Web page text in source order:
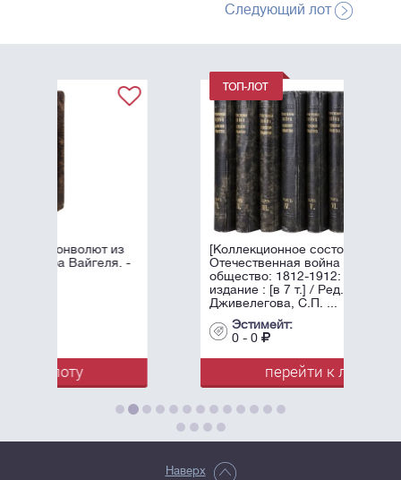
Следующий лот
[Коллекционное состояние].
Отечественная война и русское
общество: 1812-1912: Юбилейное
издание : [в 7 т.] / Ред. А.К.
Дживелегова, С.П. ...
Наверх